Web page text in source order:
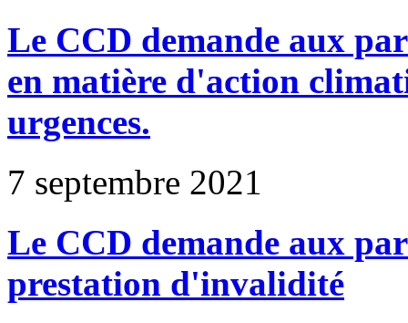
Le CCD demande aux
en matière d'action
urgences.
7 septembre 2021
Le CCD demande aux
prestation d'invalidité